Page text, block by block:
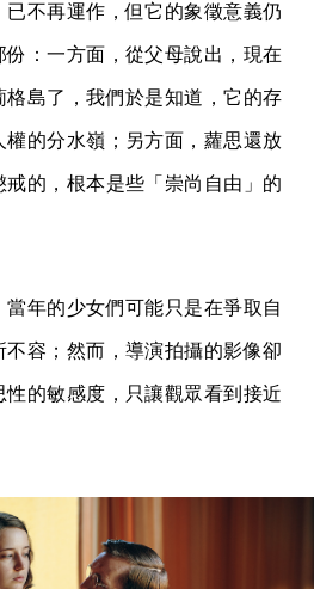
不再運作，但它的象徵意義仍
份：一方面，從父母說出，現在
島了，我們於是知道，它的存
權的分水嶺；另方面，蘿思還放
的，根本是些「崇尚自由」的
年的少女們可能只是在爭取自
容；然而，導演拍攝的影像卻
的敏感度，只讓觀眾看到接近